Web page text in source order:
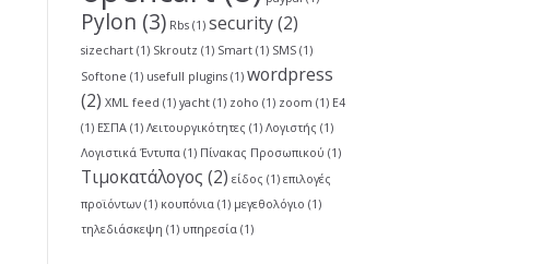
Pylon (3) Rbs (1) security(2)
sizechart (1) Skroutz (1) Smart (1) SMS (1)
Softone (1) usefull plugins (1) wordpress
(2) XML feed (1) yacht (1) zoho (1) zoom (1) Ε4
(1) ΕΣΠΑ (1) Λειτουργικότητες (1) Λογιστής (1)
Λογιστικά Έντυπα (1) Πίνακας Προσωπικού (1)
Τιμοκατάλογος (2) είδος (1) επιλογές
προϊόντων (1) κουπόνια (1) μεγεθολόγιο (1)
τηλεδιάσκεψη (1) υπηρεσία (1)